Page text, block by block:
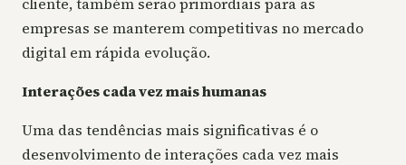
empresas se manterem competitivas no mercado
digital em rápida evolução.
Interações cada vez mais humanas
Uma das tendências mais significativas é o
desenvolvimento de interações cada vez mais